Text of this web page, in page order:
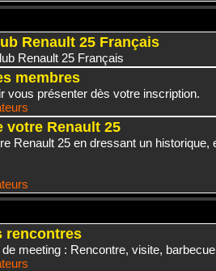
Renault 25 Français
Renault 25 Français
membres
vous présenter dès votre inscription.
votre Renault 25
Renault 25 en dressant un historique,
rencontres
meeting : Rencontre, visite,